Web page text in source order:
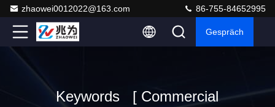
zhaowei0012022@163.com 86-755-84652995
Gespräch
Keywords [ Commercial